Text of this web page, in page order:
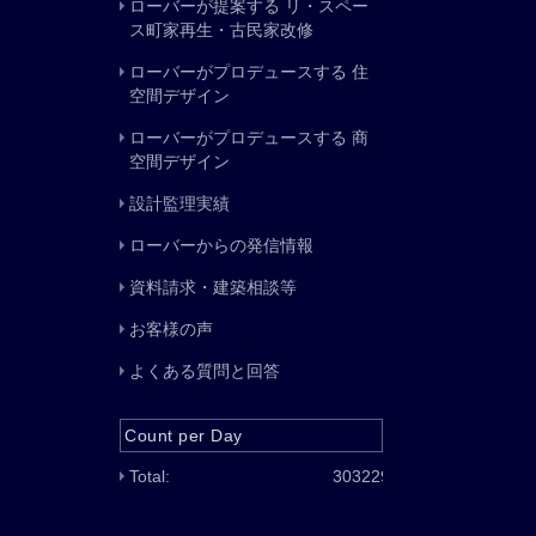
ローバーが提案する リ・スペー
ス町家再生・古民家改修
ローバーがプロデュースする 住
空間デザイン
ローバーがプロデュースする 商
空間デザイン
設計監理実績
ローバーからの発信情報
資料請求・建築相談等
お客様の声
よくある質問と回答
Count per Day
303229
Total: